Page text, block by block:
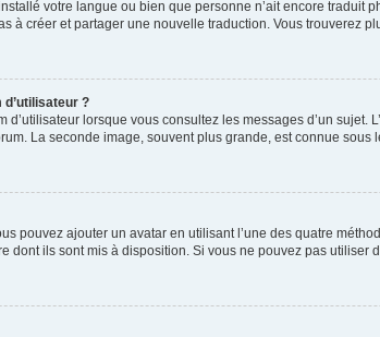
votre langue ou bien que personne n’ait encore
à créer et partager une nouvelle traduction. Vous trouverez
?
lorsque vous consultez les messages d’un
La seconde image, souvent plus grande, est connue sous
pouvez ajouter un avatar en utilisant l’une des quatre
ils sont mis à disposition. Si vous ne pouvez pas utiliser